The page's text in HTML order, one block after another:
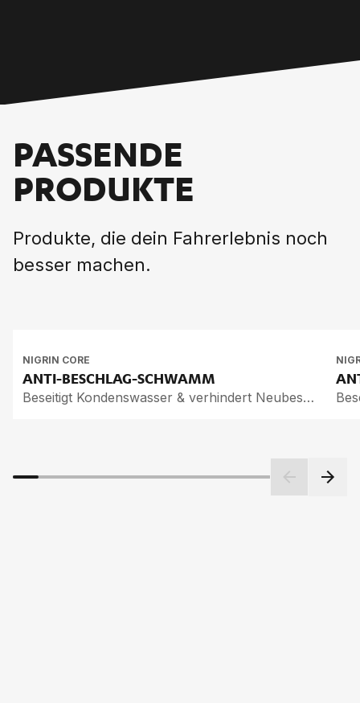
PASSENDE
PRODUKTE
Produkte, die dein Fahrerlebnis noch
besser machen.
NIGRIN CORE
ANTI-BE­SCHLAG-SCHWAMM
Beseitigt Kondenswasser & verhindert Neubeschlag